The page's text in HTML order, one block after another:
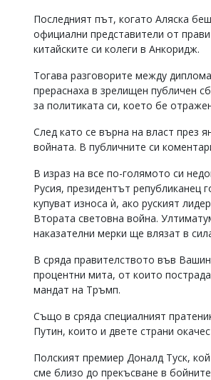
Последният път, когато Аляска
официални представители от
китайските си колеги в Анкоридж.
Тогава разговорите между
прераснаха в зрелищен публичен
за политиката си, което бе
След като се върна на власт през
войната. В публичните си
В израз на все по-голямото си
Русия, президентът
купуват износа ѝ, ако руският
Втората световна война.
наказателни мерки ще влязат в
В сряда правителството във
процентни мита, от които
мандат на Тръмп.
Също в сряда специалният
Путин, които и двете страни
Полският премиер Доналд Туск,
сме близо до прекъсване в